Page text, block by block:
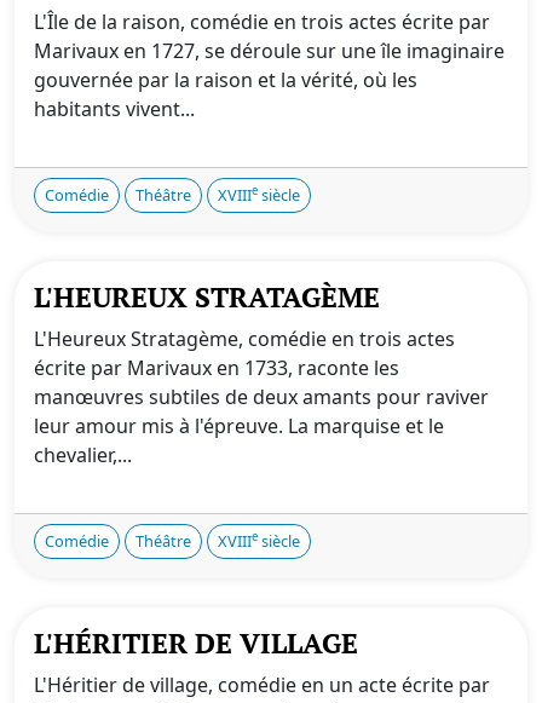
L'Île de la raison, comédie en trois actes écrite par
Marivaux en 1727, se déroule sur une île imaginaire
gouvernée par la raison et la vérité, où les
habitants vivent...
Comédie Théâtre XVIIIe siècle
L'HEUREUX STRATAGÈME
L'Heureux Stratagème, comédie en trois actes
écrite par Marivaux en 1733, raconte les
manœuvres subtiles de deux amants pour raviver
leur amour mis à l'épreuve. La marquise et le
chevalier,...
Comédie Théâtre XVIIIe siècle
L'HÉRITIER DE VILLAGE
L'Héritier de village, comédie en un acte écrite par